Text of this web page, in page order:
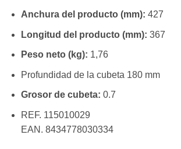
Anchura del producto (mm): 427
Longitud del producto (mm): 367
Peso neto (kg): 1,76
Profundidad de la cubeta 180 mm
Grosor de cubeta: 0.7
REF. 115010029
EAN. 8434778030334